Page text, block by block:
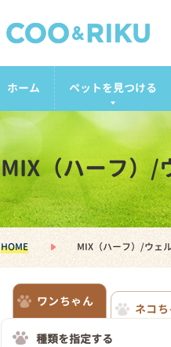
ホーム ペットを見つける
MIX（ハーフ）/
HOME MIX（ハーフ）/ウェ
ワンちゃん
ネコ
種類を指定する